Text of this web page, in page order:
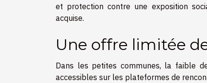
et protection contre une exposition
acquise.
Une offre limitée
Dans les petites communes, la faible
accessibles sur les plateformes de